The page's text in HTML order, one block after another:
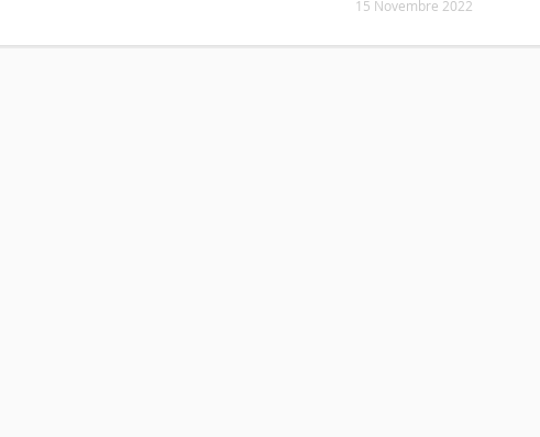
15 Novembre 2022